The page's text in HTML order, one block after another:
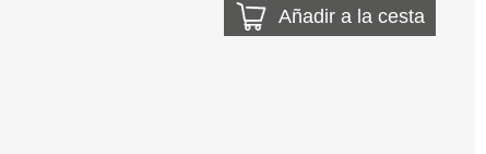
Añadir a la cesta